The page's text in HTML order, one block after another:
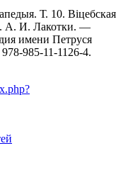
Т. 10. Віцебская
А. И. Лакотки. —
имени Петруся
985-11-1126-4.